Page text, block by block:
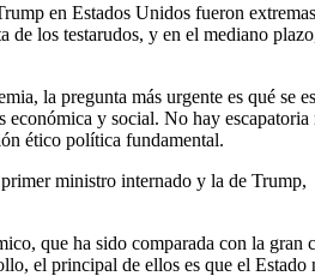
en Estados Unidos fueron
los testarudos, y en el mediano
la pregunta más urgente es qué se
y social. No hay
ético política fundamental.
ministro internado y la de Trump,
que ha sido comparada con la gran
el principal de ellos es que el Estado